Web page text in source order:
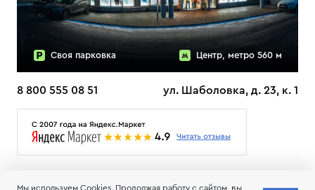
Своя парковка Центр, метро 560 м
8 800 555 08 51 ул. Шаболовка, д. 23, к. 1
Мы используем Cookies. Продолжая работу с сайтом, вы